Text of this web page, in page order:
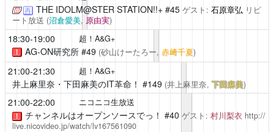
再 THE IDOLM@STER STATION!!+#45 ゲスト: 石原章弘 リピ
ート放送 (沼倉愛美, 原由実)
18:30-19:00 超！A&G+
！ AG-ON研究所#49 (砂山けーたろー, 赤﨑千夏)
21:00-21:30 超！A&G+
井上麻里奈・下田麻美のIT革命！ #149 (井上麻里奈,下田麻美)
21:00-22:00 ニコニコ生放送
！ チャンネルはオープンソースでっ！ #40 ゲスト: 村川梨衣 http://
live.nicovideo.jp/watch/lv167561090